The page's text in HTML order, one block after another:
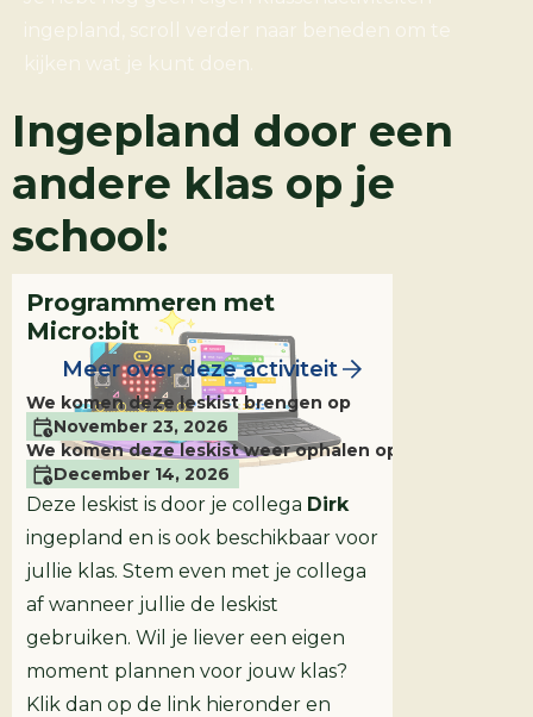
ingepland, scroll verder naar beneden om te
kijken wat je kunt doen.
Ingepland door een
andere klas op je
school:
Groepen 7 & 8
Programmeren met
Micro:bit
Meer over deze activiteit
We komen deze leskist brengen op
November 23, 2026
We komen deze leskist weer ophalen op
December 14, 2026
Deze leskist is door je collega Dirk
ingepland en is ook beschikbaar voor
jullie klas. Stem even met je collega
af wanneer jullie de leskist
gebruiken. Wil je liever een eigen
moment plannen voor jouw klas?
Klik dan op de link hieronder en